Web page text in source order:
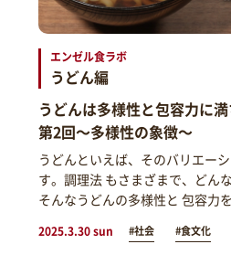
エンゼル食ラボ
うどん編
うどんは多様性と包容力に
第2回～多様性の象徴～
うどんといえば、そのバリエー
す。調理法 もさまざまで、どん
そんなうどんの多様性と 包容力
2025.3.30 sun #社会 #食文化